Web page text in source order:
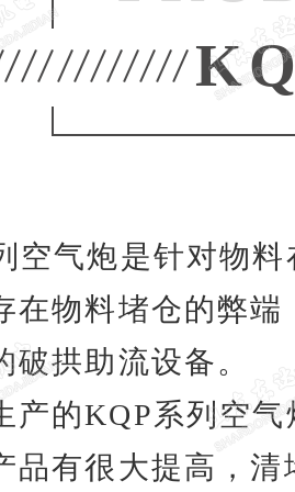
空气炮是针对物
在物料堵仓的弊
破拱助流设备。
产的KQP系列空
品有很大提高，